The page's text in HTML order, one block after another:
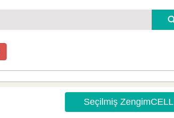
Seçilmiş ZengimCELL